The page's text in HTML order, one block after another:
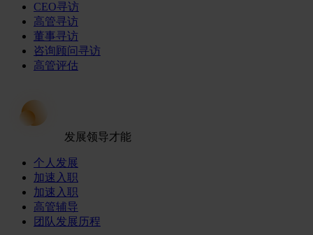
CEO寻访
高管寻访
董事寻访
咨询顾问寻访
高管评估
发展领导才能
个人发展
加速入职
加速入职
高管辅导
团队发展历程